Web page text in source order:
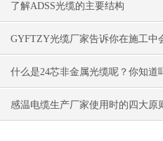
了解ADSS光缆的主要结构
GYFTZY光缆厂家告诉你在施工中
遇到哪些问题
什么是24芯非金属光缆呢？你知道
感温电缆生产厂家使用时的四大原